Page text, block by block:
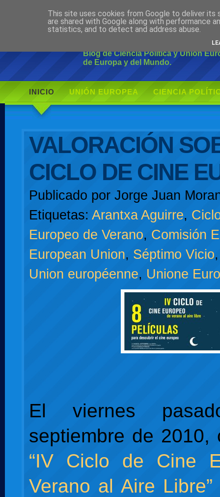
Ciudadano
Blog de Ciencia Política y Unión
de Europa y del Mundo.
INICIO UNIÓN EUROPEA CIENCIA
VALORACIÓN
CICLO DE CINE
Publicado por Jorge Juan
Etiquetas: Arantxa Aguirre,
Europeo de Verano, Comisión
European Union, Séptimo Vicio
Union européenne, Unione
El viernes
septiembre de 2010,
“IV Ciclo de Cine
Verano al Aire Libre”
This site uses cookies from Google to deliver its
are shared with Google along with performance
statistics, and to detect and address abuse.